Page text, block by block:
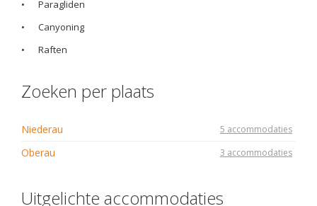
•
Paragliden
•
Canyoning
•
Raften
Zoeken per plaats
Niederau 5 accommodaties
Oberau 3 accommodaties
Uitgelichte accommodaties